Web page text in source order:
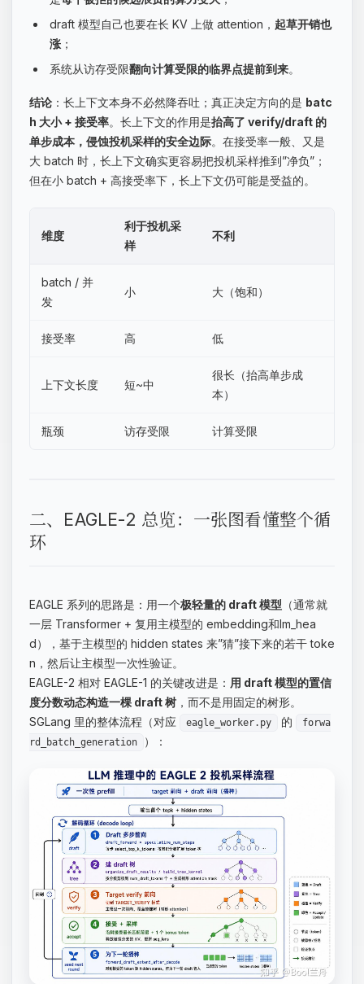
draft 模型自己也要在长 KV 上做 attention， 起草开销也
涨；
系统从访存受限翻向计算受限的临界点提前到来。
结论 ：长上下文本身不必然降吞吐；真正决定方向的是 batc
h 大小 + 接受率。长上下文的作用是抬高了 verify/draft 的
单步成本，侵蚀投机采样的安全边际。在接受率一般、又是
大 batch 时，长上下文确实更容易把投机采样推到”净负”；
但在小 batch + 高接受率下，长上下文仍可能是受益的。
维度
利于投机采
样
不利
batch / 并
发
小 大（饱和）
接受率 高 低
上下文长度 短~中
很长（抬高单步成
本）
瓶颈 访存受限 计算受限
二、EAGLE-2 总览：一张图看懂整个循
环
EAGLE 系列的思路是：用一个极轻量的 draft 模型 （通常就
一层 Transformer + 复用主模型的 embedding和lm_hea
d），基于主模型的 hidden states 来”猜”接下来的若干 toke
n，然后让主模型一次性验证。
EAGLE-2 相对 EAGLE-1 的关键改进是： 用 draft 模型的置信
度分数动态构造一棵 draft 树 ，而不是用固定的树形。
SGLang 里的整体流程（对应
eagle_worker.py 的
forwa
rd_batch_generation
）：